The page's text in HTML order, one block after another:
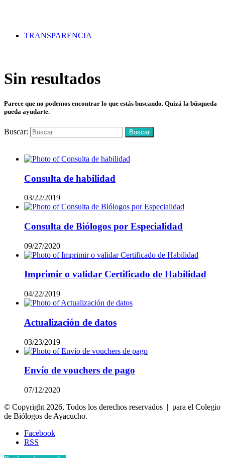
TRANSPARENCIA
Sin resultados
Parece que no podemos encontrar lo que estás buscando. Quizá la búsqueda
pueda ayudarte.
Buscar:
Consulta de habilidad
03/22/2019
Consulta de Biólogos por Especialidad
09/27/2020
Imprimir o validar Certificado de Habilidad
04/22/2019
Actualización de datos
03/23/2019
Envío de vouchers de pago
07/12/2020
© Copyright 2026, Todos los derechos reservados | para el Colegio
de Biólogos de Ayacucho.
Facebook
RSS